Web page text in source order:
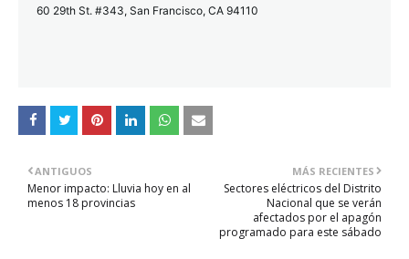
60 29th St. #343, San Francisco, CA 94110
MÁS RECIENTES
Sectores eléctricos del Distrito
Nacional que se verán
afectados por el apagón
programado para este sábado
ANTIGUOS
Menor impacto: Lluvia hoy en al
menos 18 provincias